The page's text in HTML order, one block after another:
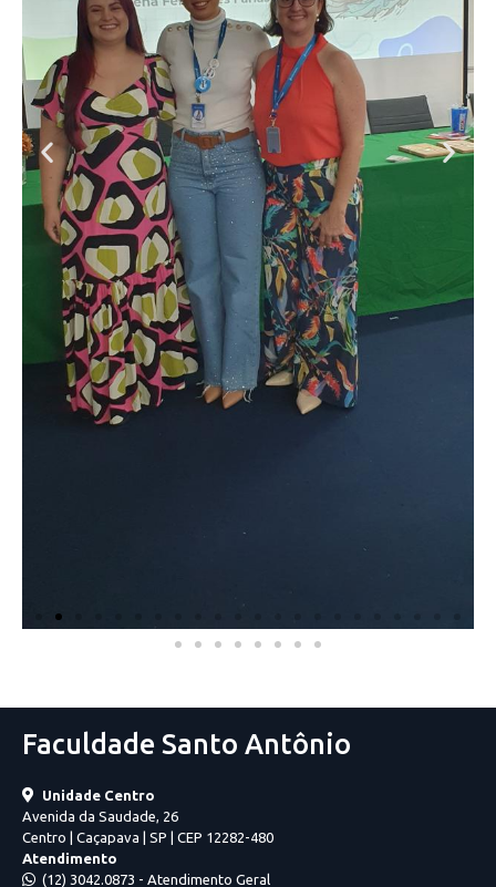
Faculdade Santo Antônio
Unidade Centro
Avenida da Saudade, 26
Centro | Caçapava | SP | CEP 12282-480
Atendimento
(12) 3042.0873 - Atendimento Geral